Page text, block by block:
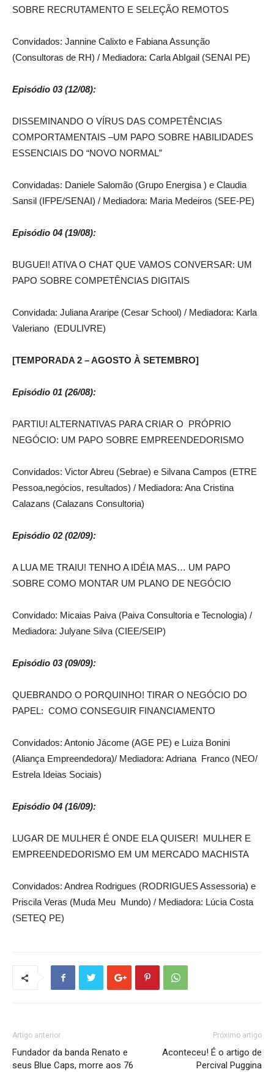
SOBRE RECRUTAMENTO E SELEÇÃO REMOTOS
Convidados: Jannine Calixto e Fabiana Assunção
(Consultoras de RH) / Mediadora: Carla AbIgail (SENAI PE)
Episódio 03 (12/08):
DISSEMINANDO O VÍRUS DAS COMPETÊNCIAS
COMPORTAMENTAIS –UM PAPO SOBRE HABILIDADES
ESSENCIAIS DO “NOVO NORMAL”
Convidadas: Daniele Salomão (Grupo Energisa ) e Claudia
Sansil (IFPE/SENAI) / Mediadora: Maria Medeiros (SEE-PE)
Episódio 04 (19/08):
BUGUEI! ATIVA O CHAT QUE VAMOS CONVERSAR: UM
PAPO SOBRE COMPETÊNCIAS DIGITAIS
Convidada: Juliana Araripe (Cesar School) / Mediadora: Karla
Valeriano (EDULIVRE)
[TEMPORADA 2 – AGOSTO À SETEMBRO]
Episódio 01 (26/08):
PARTIU! ALTERNATIVAS PARA CRIAR O PRÓPRIO
NEGÓCIO: UM PAPO SOBRE EMPREENDEDORISMO
Convidados: Victor Abreu (Sebrae) e Silvana Campos (ETRE
Pessoa,negócios, resultados) / Mediadora: Ana Cristina
Calazans (Calazans Consultoria)
Episódio 02 (02/09):
A LUA ME TRAIU! TENHO A IDÉIA MAS… UM PAPO
SOBRE COMO MONTAR UM PLANO DE NEGÓCIO
Convidado: Micaias Paiva (Paiva Consultoria e Tecnologia) /
Mediadora: Julyane Silva (CIEE/SEIP)
Episódio 03 (09/09):
QUEBRANDO O PORQUINHO! TIRAR O NEGÓCIO DO
PAPEL: COMO CONSEGUIR FINANCIAMENTO
Convidados: Antonio Jácome (AGE PE) e Luiza Bonini
(Aliança Empreendedora)/ Mediadora: Adriana Franco (NEO/
Estrela Ideias Sociais)
Episódio 04 (16/09):
LUGAR DE MULHER É ONDE ELA QUISER! MULHER E
EMPREENDEDORISMO EM UM MERCADO MACHISTA
Convidados: Andrea Rodrigues (RODRIGUES Assessoria) e
Priscila Veras (Muda Meu Mundo) / Mediadora: Lúcia Costa
(SETEQ PE)
Artigo anterior
Fundador da banda Renato e
seus Blue Caps, morre aos 76
Próximo artigo
Aconteceu! É o artigo de
Percival Puggina